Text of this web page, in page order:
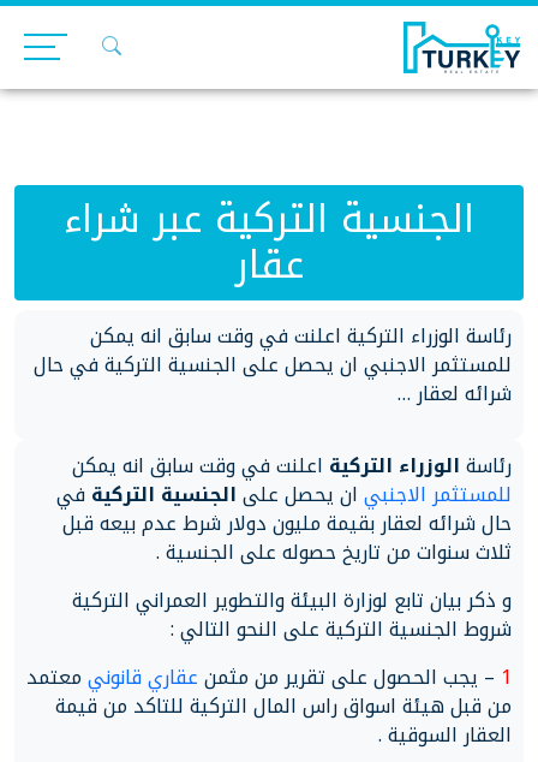
Skip
content
الجنسية التركية عبر شراء
عقار
رئاسة الوزراء التركية اعلنت في وقت سابق انه يمكن
للمستثمر الاجنبي ان يحصل على الجنسية التركية في حال
شرائه لعقار …
رئاسةالوزراء التركية اعلنت في وقت سابق انه يمكن
للمستثمر الاجنبيان يحصل علىالجنسية التركيةفي
حال شرائه لعقار بقيمة مليون دولار شرط عدم بيعه قبل
ثلاث سنوات من تاريخ حصوله على الجنسية .
و ذكر بيان تابع لوزارة البيئة والتطوير العمراني التركية
شروط الجنسية التركية على النحو التالي :
1 – يجب الحصول على تقرير من مثمنعقاري قانونيمعتمد
من قبل هيئة اسواق راس المال التركية للتاكد من قيمة
العقار السوقية .